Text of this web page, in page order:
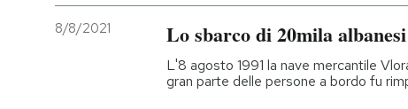
8/8/2021 Lo sbarco di 20mila
L'8 agosto 1991 la nave mercantile
gran parte delle persone a bordo fu